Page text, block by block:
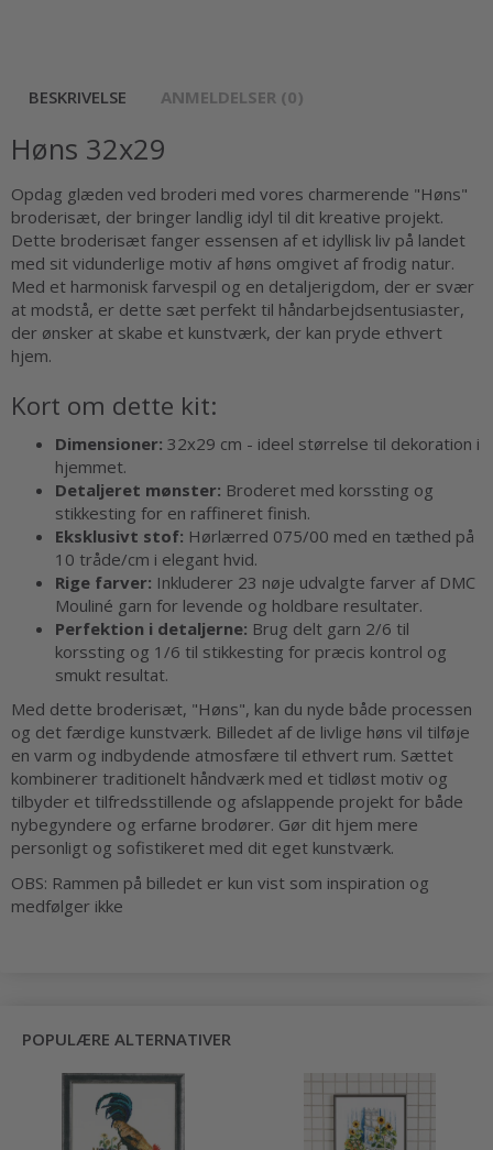
BESKRIVELSE ANMELDELSER (0)
Høns 32x29
Opdag glæden ved broderi med vores charmerende "Høns"
broderisæt, der bringer landlig idyl til dit kreative projekt.
Dette broderisæt fanger essensen af et idyllisk liv på landet
med sit vidunderlige motiv af høns omgivet af frodig natur.
Med et harmonisk farvespil og en detaljerigdom, der er svær
at modstå, er dette sæt perfekt til håndarbejdsentusiaster,
der ønsker at skabe et kunstværk, der kan pryde ethvert
hjem.
Kort om dette kit:
Dimensioner: 32x29 cm - ideel størrelse til dekoration i
hjemmet.
Detaljeret mønster: Broderet med korssting og
stikkesting for en raffineret finish.
Eksklusivt stof: Hørlærred 075/00 med en tæthed på
10 tråde/cm i elegant hvid.
Rige farver: Inkluderer 23 nøje udvalgte farver af DMC
Mouliné garn for levende og holdbare resultater.
Perfektion i detaljerne: Brug delt garn 2/6 til
korssting og 1/6 til stikkesting for præcis kontrol og
smukt resultat.
Med dette broderisæt, "Høns", kan du nyde både processen
og det færdige kunstværk. Billedet af de livlige høns vil tilføje
en varm og indbydende atmosfære til ethvert rum. Sættet
kombinerer traditionelt håndværk med et tidløst motiv og
tilbyder et tilfredsstillende og afslappende projekt for både
nybegyndere og erfarne brodører. Gør dit hjem mere
personligt og sofistikeret med dit eget kunstværk.
OBS: Rammen på billedet er kun vist som inspiration og
medfølger ikke
POPULÆRE ALTERNATIVER